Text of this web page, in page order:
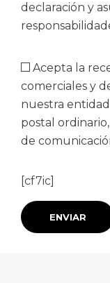
declaración y
Acepta la
comerciales y
nuestra
postal
de
[cf7ic]